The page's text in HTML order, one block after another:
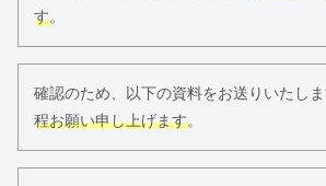
す。
確認のため、以下の資料をお送りいたしま
程お願い申し上げます。